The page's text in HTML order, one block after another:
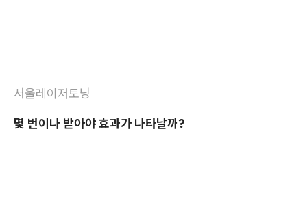
서울레이저토닝
몇 번이나 받아야 효과가 나타날까?